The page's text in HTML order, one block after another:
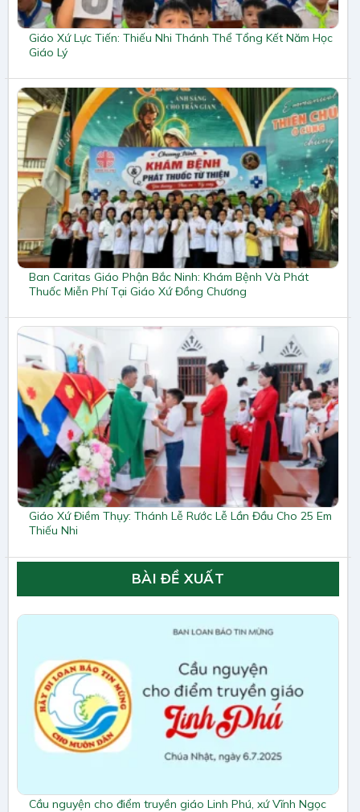
Giáo Xứ Lực Tiến: Thiếu Nhi Thánh Thể Tổng Kết Năm Học
Giáo Lý
Ban Caritas Giáo Phận Bắc Ninh: Khám Bệnh Và Phát
Thuốc Miễn Phí Tại Giáo Xứ Đồng Chương
Giáo Xứ Điềm Thụy: Thánh Lễ Rước Lễ Lần Đầu Cho 25 Em
Thiếu Nhi
BÀI ĐỀ XUẤT
Cầu nguyện cho điểm truyền giáo Linh Phú, xứ Vĩnh Ngọc